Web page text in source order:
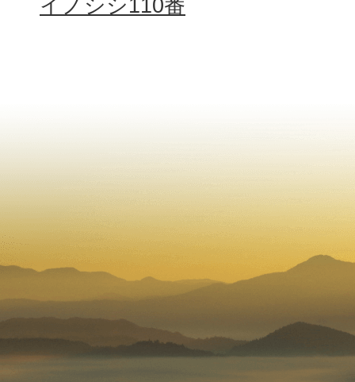
イノシシ110番